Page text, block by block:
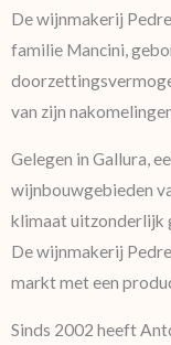
De wijnmakerij
familie Mancini,
van zijn
Gelegen in Gallura,
wijnbouwgebieden
klimaat uitzonderlijk
De wijnmakerij
markt met een
Sinds 2002 heeft